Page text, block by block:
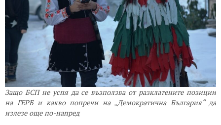
Защо БСП не успя да се възползва от разклатените позиции
на ГЕРБ и какво попречи на „Демократична България“ да
излезе още по-напред